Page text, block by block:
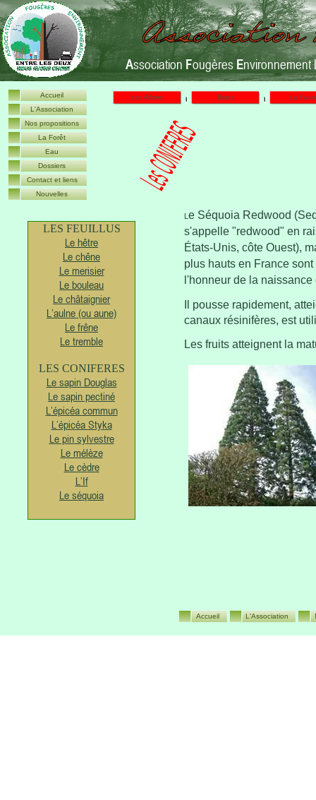
AssociationFougères Environnement
Accueil L'Association
Accueil
L'Association
Nos propositions
La Forêt
Eau
Dossiers
Contact et liens
Nouvelles
L e Séquoia Redwood
s'appelle "redwood" en
États-Unis, côte Ouest),
plus hauts en France
l'honneur de la
Il pousse rapidement,
canaux résinifères, est
Les fruits atteignent la
LES FEUILLUS
Le hêtre
Le chêne
Le merisier
Le bouleau
Le châtaignier
L’aulne (ou aune)
Le frêne
Le tremble
LES CONIFERES
Le sapin Douglas
Le sapin pectiné
L’épicéa commun
L’épicéa Styka
Le pin sylvestre
Le mélèze
Le cèdre
L’If
Le séquoia
Les Arbres Bruits La